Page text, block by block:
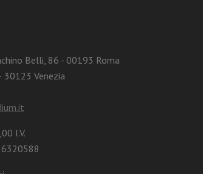
Belli, 86 - 00193 Roma
30123 Venezia
I.V.